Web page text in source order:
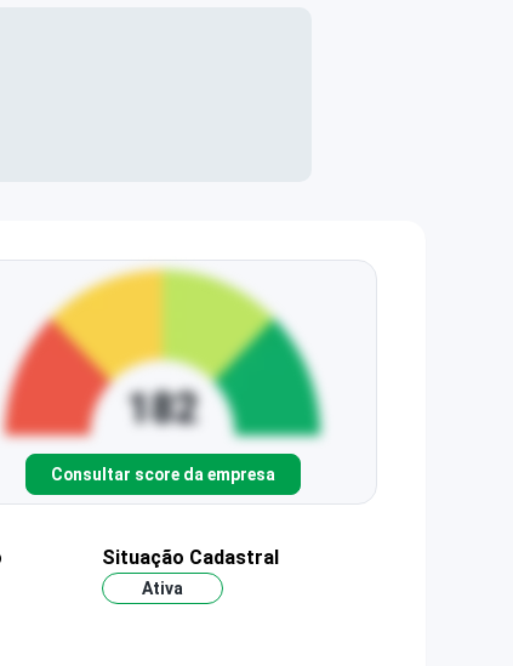
Consultar score da empresa
Situação Cadastral
Ativa